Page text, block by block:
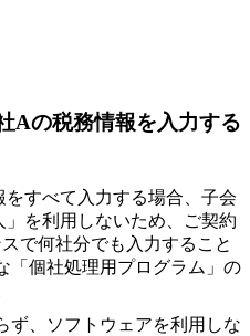
Aの税務情報を入力する
すべて入力する場合、子会
を利用しないため、ご契約
で何社分でも入力すること
「個社処理用プログラム」の
、ソフトウェアを利用しな